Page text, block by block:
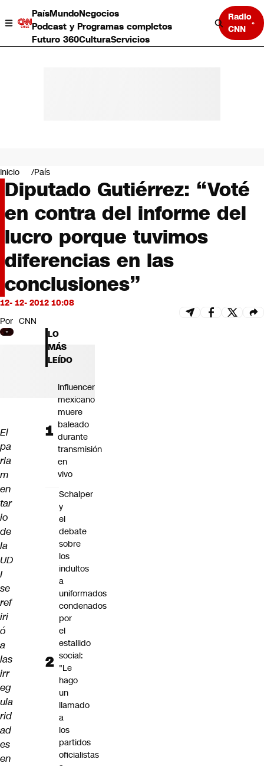
PaísMundoNegocios
Podcast y Programas completos
Futuro 360CulturaServicios
Radio
CNN
Negocios
Deportes
Programas completos
Cultura
Servicios
Bits
CNN tiempo
Futuro 360
Opinión
Inicio País
Diputado Gutiérrez: “Voté
en contra del informe del
lucro porque tuvimos
diferencias en las
conclusiones”
12- 12- 2012 10:08
Por CNN
El
pa
rla
m
en
tar
io
de
la
UD
I
se
ref
iri
ó
a
las
irr
eg
ula
rid
ad
es
en
LO
MÁS
LEÍDO
Influencer
mexicano
muere
baleado
durante
transmisión
en
vivo
Schalper
y
el
debate
sobre
los
indultos
a
uniformados
condenados
por
el
estallido
social:
"Le
hago
un
llamado
a
los
partidos
oficialistas